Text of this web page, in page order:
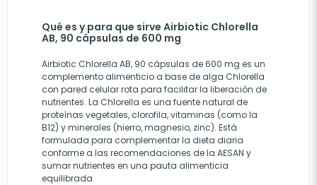
Qué es y para que sirve Airbiotic Chlorella
AB, 90 cápsulas de 600 mg
Airbiotic Chlorella AB, 90 cápsulas de 600 mg es un
complemento alimenticio a base de alga Chlorella
con pared celular rota para facilitar la liberación de
nutrientes. La Chlorella es una fuente natural de
proteínas vegetales, clorofila, vitaminas (como la
B12) y minerales (hierro, magnesio, zinc). Está
formulada para complementar la dieta diaria
conforme a las recomendaciones de la AESAN y
sumar nutrientes en una pauta alimenticia
equilibrada.